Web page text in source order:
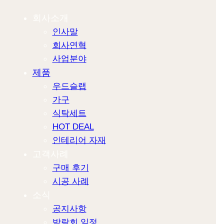
인사말
회사연혁
사업분야
제품
우드슬랩
가구
식탁세트
HOT DEAL
인테리어 자재
구매 후기
시공 사례
공지사항
박람회 일정